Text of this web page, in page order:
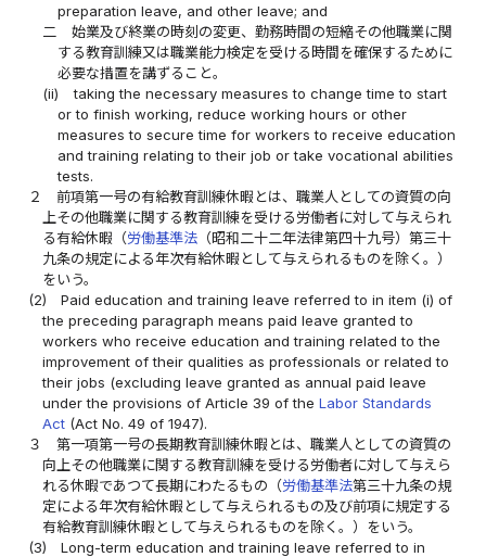
preparation leave, and other leave; and
二
始業及び終業の時刻の変更、勤務時間の短縮その他職業に関
する教育訓練又は職業能力検定を受ける時間を確保するために
必要な措置を講ずること。
(ii)
taking the necessary measures to change time to start
or to finish working, reduce working hours or other
measures to secure time for workers to receive education
and training relating to their job or take vocational abilities
tests.
２
前項第一号の有給教育訓練休暇とは、職業人としての資質の向
上その他職業に関する教育訓練を受ける労働者に対して与えられ
る有給休暇（労働基準法 （昭和二十二年法律第四十九号）第三十
九条の規定による年次有給休暇として与えられるものを除く。）
をいう。
(2)
Paid education and training leave referred to in item (i) of
the preceding paragraph means paid leave granted to
workers who receive education and training related to the
improvement of their qualities as professionals or related to
their jobs (excluding leave granted as annual paid leave
under the provisions of Article 39 of theLabor Standards
Act (Act No. 49 of 1947).
３
第一項第一号の長期教育訓練休暇とは、職業人としての資質の
向上その他職業に関する教育訓練を受ける労働者に対して与えら
れる休暇であつて長期にわたるもの（労働基準法第三十九条の規
定による年次有給休暇として与えられるもの及び前項に規定する
有給教育訓練休暇として与えられるものを除く。）をいう。
(3)
Long-term education and training leave referred to in